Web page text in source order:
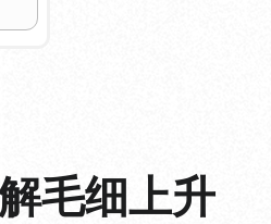
毛细上升